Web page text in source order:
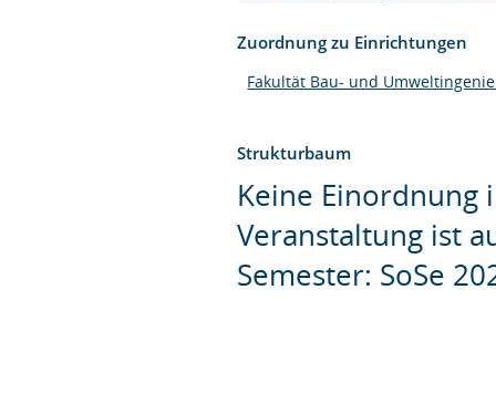
Zuordnung zu Einrichtungen
Fakultät Bau- und
Strukturbaum
Keine Einordnung
Veranstaltung ist
Semester: SoSe